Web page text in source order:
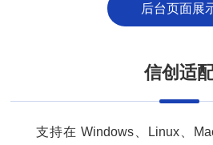
后台页面展
信创适
支持在 Windows、Linux、